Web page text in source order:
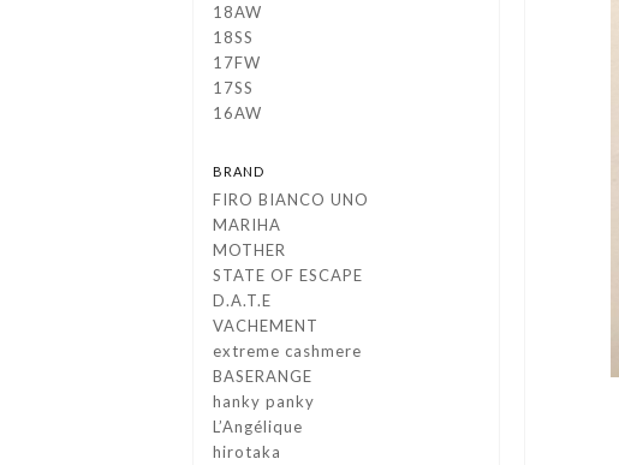
18AW
18SS
17FW
17SS
16AW
BRAND
FIRO BIANCO UNO
MARIHA
MOTHER
STATE OF ESCAPE
D.A.T.E
VACHEMENT
extreme cashmere
BASERANGE
hanky panky
L’Angélique
hirotaka